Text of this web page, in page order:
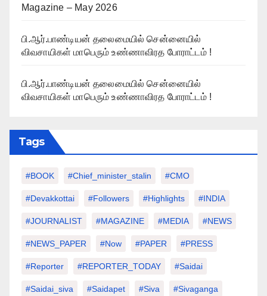
Magazine – May 2026
பி.ஆர்.பாண்டியன் தலைமையில் சென்னையில்
விவசாயிகள் மாபெரும் உண்ணாவிரத போராட்டம் !
பி.ஆர்.பாண்டியன் தலைமையில் சென்னையில்
விவசாயிகள் மாபெரும் உண்ணாவிரத போராட்டம் !
Tags
#BOOK #chief_minister_stalin #CMO
#devakkottai #followers #highlights #INDIA
#JOURNALIST #MAGAZINE #MEDIA #NEWS
#NEWS_PAPER #Now #PAPER #PRESS
#Reporter #REPORTER_TODAY #saidai
#saidai_siva #saidapet #Siva #Sivaganga